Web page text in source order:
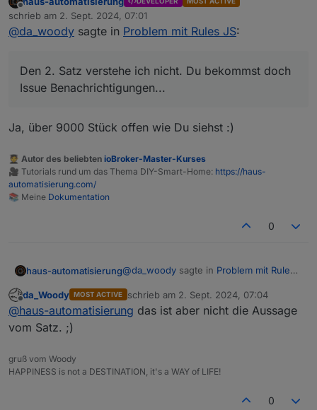
Issue Benachrichtigungen...
Bin auch nur durch Zufall drauf gekommen. Ich
mache ja nicht täglich eine rule. Dann
Mag nur mein Gefühl sein. Rules ist nicht ein
Lieblings Projekt. Ist rein subjektiv! Obwohl für
kleine Dinge viel einfacher als blockly/js.
Offline
schrieb am 2. Sept. 2024, 07:01
zuletzt editiert von
@da_woody sagte in Problem mit Rules JS:
Den 2. Satz verstehe ich nicht. Du bekommst doch
Issue Benachrichtigungen...
Ja, über 9000 Stück offen wie Du siehst :)
🧑‍🎓 Autor des beliebten ioBroker-Master-Kurses
🎥 Tutorials rund um das Thema DIY-Smart-Home: https://haus-
automatisierung.com/
📚 Meine Dokumentation
0
haus-automatisierung@da_woody sagte in Problem mit Rules
Den 2. Satz verstehe ich nicht. Du
Offline
da_Woody MOST ACTIVE schrieb am 2. Sept. 2024, 07:04
zuletzt editiert von
@haus-automatisierung das ist aber nicht die Aussage
vom Satz. ;)
gruß vom Woody
HAPPINESS is not a DESTINATION, it's a WAY of LIFE!
0